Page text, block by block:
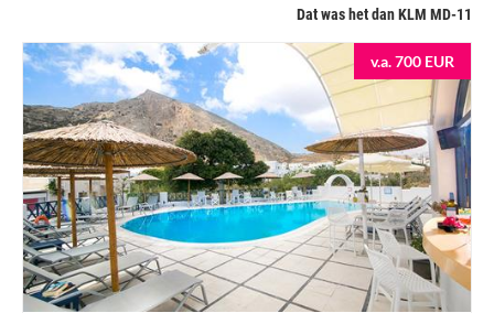
Dat was het dan KLM MD-11
v.a. 700 EUR